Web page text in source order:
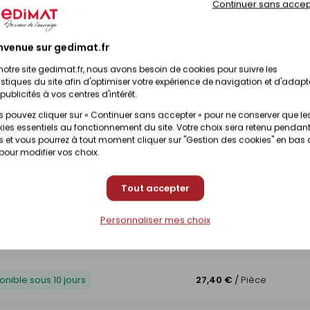
sur gedimat.fr
site gedimat.fr, nous avons besoin de cookies pour suivre les
du site afin d'optimiser votre expérience de navigation et
à vos centres d'intérêt.
pouvez cliquer sur « Continuer sans accepter » pour ne conserver que
essentiels au fonctionnement du site. Votre choix sera retenu pendant
et vous pourrez à tout moment cliquer sur "Gestion des cookies" en bas
modifier vos choix.
Tout accepter
Continuer sans
Personnaliser mes choix
sous 10 jours 27,40 €/Pièce
27,40 €
Prix en magasin
sous 10 jours 27,40 € /Pièce